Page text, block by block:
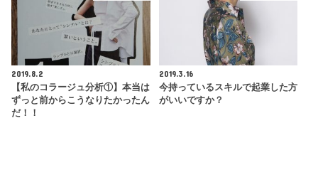
2019.8.2
【私のコラージュ分析①】本当は
ずっと前からこうなりたかったん
だ！！
2019.3.16
今持っているスキルで起業した方
がいいですか？